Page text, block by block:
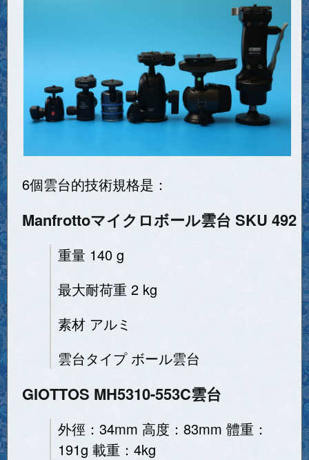
6個雲台的技術規格是：
Manfrottoマイクロボール雲台 SKU 492
重量 140 g
最大耐荷重 2 kg
素材 アルミ
雲台タイプ ボール雲台
GIOTTOS MH5310-553C雲台
外徑：34mm 高度：83mm 體重：
191g 載重：4kg